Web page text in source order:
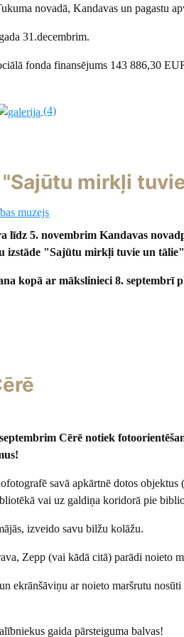
novadā, Kandavas un pagastu
31.decembrim.
fonda finansējums 143 886,30
(4)
mirkļi
muzejs
līdz 5. novembrim Kandavas
izstāde "Sajūtu mirkļi tuvie un
kopā ar mākslinieci 8. septembrī
Cērē notiek
savā apkārtnē dotos
vai uz galdiņa koridorā pie
izveido savu bilžu kolāžu.
Zepp (vai kādā citā) parādi noieto
ekrānšāviņu ar noieto maršrutu
gaida pārsteiguma balvas!